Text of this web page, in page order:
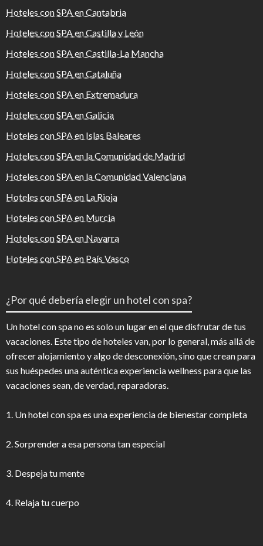
Hoteles con SPA en Cantabria
Hoteles con SPA en Castilla y León
Hoteles con SPA en Castilla-La Mancha
Hoteles con SPA en Cataluña
Hoteles con SPA en Extremadura
Hoteles con SPA en Galicia
Hoteles con SPA en Islas Baleares
Hoteles con SPA en la Comunidad de Madrid
Hoteles con SPA en la Comunidad Valenciana
Hoteles con SPA en La Rioja
Hoteles con SPA en Murcia
Hoteles con SPA en Navarra
Hoteles con SPA en País Vasco
¿Por qué debería elegir un hotel con spa?
Un hotel con spa no es solo un lugar en el que disfrutar de tus
vacaciones. Este tipo de hoteles van, por lo general, más allá de
ofrecer alojamiento y algo de desconexión, sino que crean para
sus huéspedes una auténtica experiencia wellness para que las
vacaciones sean, de verdad, reparadoras.
1. Un hotel con spa es una experiencia de bienestar completa
2. Sorprender a esa persona tan especial
3. Despeja tu mente
4. Relaja tu cuerpo